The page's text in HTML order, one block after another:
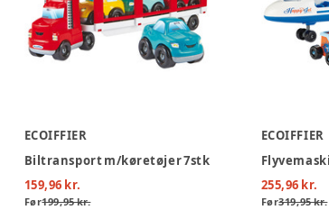
ECOIFFIER
Biltransport m/køretøjer 7stk
159,96 kr.
Før199,95 kr.
ECOIFFIER
255,96 kr.
Før319,95 kr.